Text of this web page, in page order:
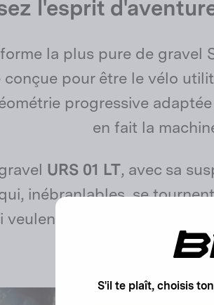
l'esprit
la plus pure de gravel
conçue pour être le vélo
progressive
en fait la
URS 01 LT, avec sa
inébranlables, se
veulent s’affranchir des
S'il te plaît, choisis